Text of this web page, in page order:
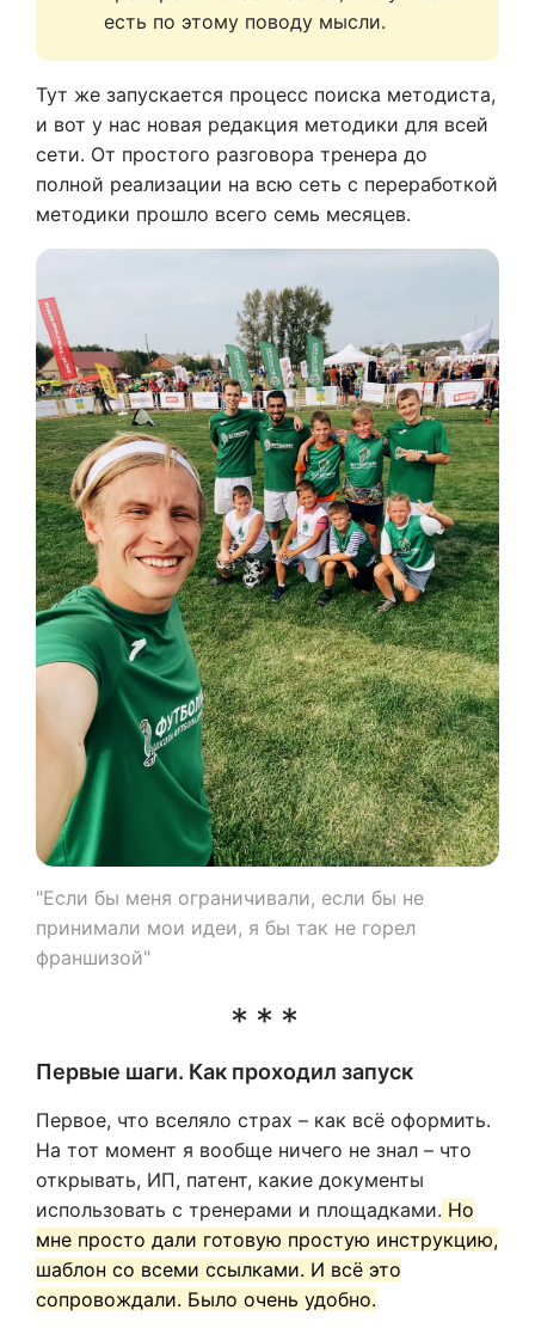
есть по этому поводу мысли.
Тут же запускается процесс поиска методиста,
и вот у нас новая редакция методики для всей
сети. От простого разговора тренера до
полной реализации на всю сеть с переработкой
методики прошло всего семь месяцев.
"Если бы меня ограничивали, если бы не
принимали мои идеи, я бы так не горел
франшизой"
Первые шаги. Как проходил запуск
Первое, что вселяло страх – как всё оформить.
На тот момент я вообще ничего не знал – что
открывать, ИП, патент, какие документы
использовать с тренерами и площадками. Но
мне просто дали готовую простую инструкцию,
шаблон со всеми ссылками. И всё это
сопровождали. Было очень удобно.